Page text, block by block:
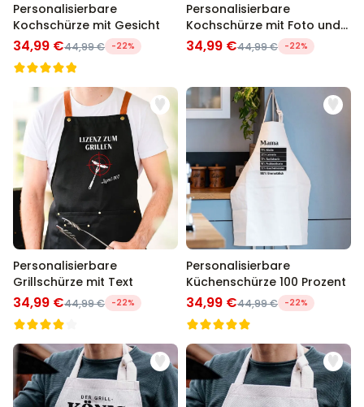
Personalisierbare
Kochschürze mit Gesicht
34,99 €44,99 € -22%
Personalisierbare
Kochschürze mit Foto und
Text
34,99 €44,99 € -22%
Personalisierbare
Grillschürze mit Text
34,99 €44,99 € -22%
Personalisierbare
Küchenschürze 100 Prozent
34,99 €44,99 € -22%